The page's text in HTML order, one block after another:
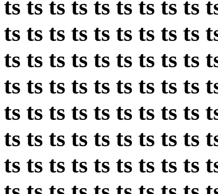
ts ts ts ts ts ts ts ts ts
ts ts ts ts ts ts ts ts ts
ts ts ts ts ts ts ts ts ts
ts ts ts ts ts ts ts ts ts
ts ts ts ts ts ts ts ts ts
ts ts ts ts ts ts ts ts ts
ts ts ts ts ts ts ts ts ts